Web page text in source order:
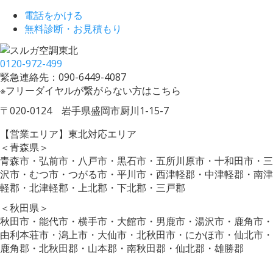
電話をかける
無料診断・お見積もり
0120-972-499
緊急連絡先：090-6449-4087
※フリーダイヤルが繋がらない方はこちら
〒020-0124 岩手県盛岡市厨川1-15-7
【営業エリア】東北対応エリア
＜青森県＞
青森市・弘前市・八戸市・黒石市・五所川原市・十和田市・三
沢市・むつ市・つがる市・平川市・西津軽郡・中津軽郡・南津
軽郡・北津軽郡・上北郡・下北郡・三戸郡
＜秋田県＞
秋田市・能代市・横手市・大館市・男鹿市・湯沢市・鹿角市・
由利本荘市・潟上市・大仙市・北秋田市・にかほ市・仙北市・
鹿角郡・北秋田郡・山本郡・南秋田郡・仙北郡・雄勝郡